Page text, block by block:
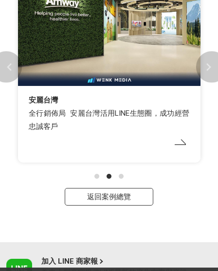
嘖嘖
嘖嘖群眾集資平台以LINE官方帳號為核心，吸引贊
助者成為好友，運用貼標發送分眾訊息
返回案例總覽
加入 LINE 商家報